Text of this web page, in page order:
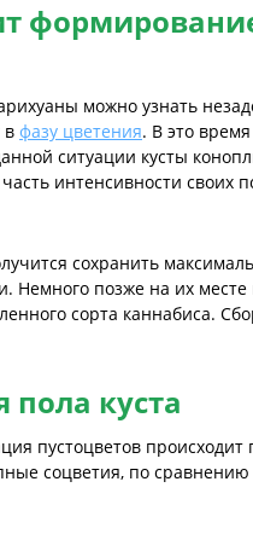
можно узнать
в фазу цветения. В это
ситуации кусты
интенсивности своих
сохранить
Немного позже на их месте
сорта каннабиса.
куста
пустоцветов происходит
соцветия, по